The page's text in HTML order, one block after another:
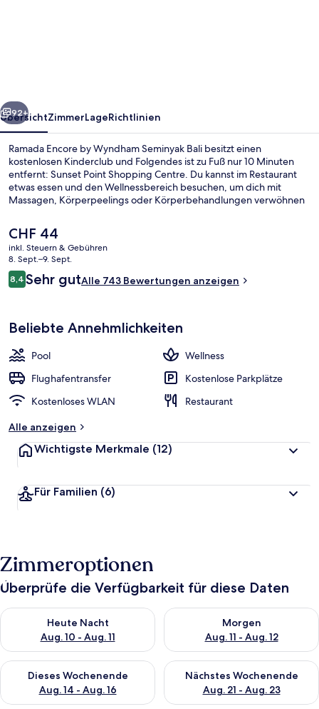
Weiter
92+
ÜbersichtZimmerLageRichtlinien
Ramada Encore by Wyndham Seminyak Bali besitzt einen
kostenlosen Kinderclub und Folgendes ist zu Fuß nur 10 Minuten
entfernt: Sunset Point Shopping Centre. Du kannst im Restaurant
etwas essen und den Wellnessbereich besuchen, um dich mit
Massagen, Körperpeelings oder Körperbehandlungen verwöhnen
Fitnessmöglichkeiten gehören zu den weiteren Highlights. Der Pool
und das hilfsbereite Personal erhalten tolle Bewertungen von
anderen Reisenden.
Der
aktuelle
Preis
beträgt
CHF 44.
CHF 44
inkl. Steuern & Gebühren
8. Sept.–9. Sept.
Bewertungen
8,48,4 von 10.
Sehr gutAlle 743 Bewertungen anzeigen
Beliebte Annehmlichkeiten
Pool
Wellness
Flughafentransfer
Kostenlose Parkplätze
Kostenloses WLAN
Restaurant
Alle anzeigen
Wichtigste Merkmale (12)
Für Familien (6)
Zimmeroptionen
Überprüfe die Verfügbarkeit für diese Daten
Heute Nacht
Aug. 10 - Aug. 11
Überprüfe die Verfügbarkeit für heute Nacht, Aug. 10 - Aug.
Morgen
Aug. 11 - Aug. 12
Überprüfe die Verfügbarkeit
Dieses Wochenende
Aug. 14 - Aug. 16
Überprüfe die Verfügbarkeit für dieses Wochenende, Aug. 14
Nächstes Wochenende
Aug. 21 - Aug. 23
Überprüfe die Verfügbarkeit